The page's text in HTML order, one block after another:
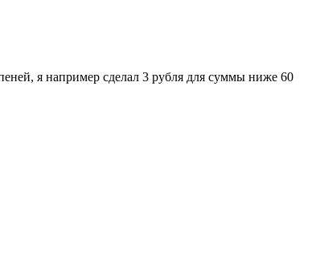
я например сделал 3 рубля для суммы ниже 60